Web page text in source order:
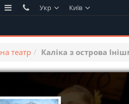
Укр Київ
театр Каліка з острова